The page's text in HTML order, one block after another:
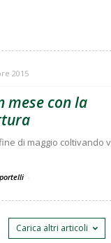
2015
mese con la
di maggio coltivando
-
Carica altri articoli